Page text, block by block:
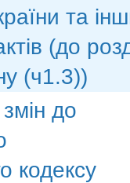
та
(до
(ч1.3))
до
кодексу